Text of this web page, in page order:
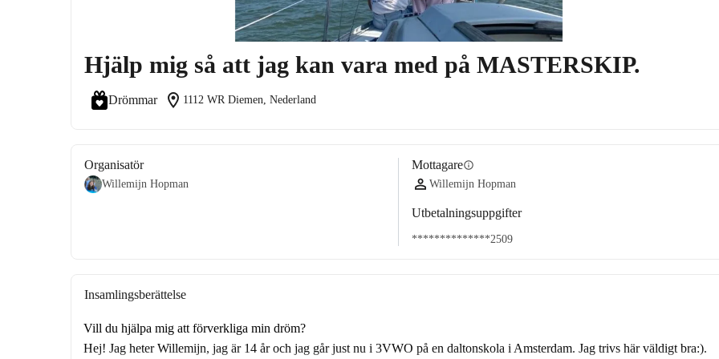
Hjälp mig så att jag kan vara med på MASTERSKIP.
Drömmar location_on 1112 WR Diemen, Nederland
Organisatör
Willemijn Hopman
Mottagareinfo
Willemijn Hopman
Utbetalningsuppgifter
**************2509
Insamlingsberättelse
Vill du hjälpa mig att förverkliga min dröm?
Hej! Jag heter Willemijn, jag är 14 år och jag går just nu i 3VWO på en daltonskola i Amsterdam. Jag trivs här väldigt bra:).